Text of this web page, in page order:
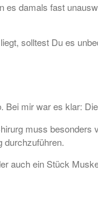
damals fast
solltest Du es
Bei mir war es klar:
muss besonders
durchzuführen.
auch ein Stück